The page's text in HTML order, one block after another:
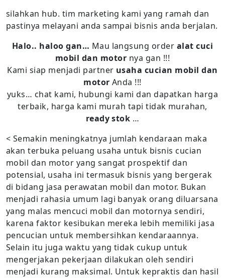
silahkan hub. tim marketing kami yang ramah dan
pastinya melayani anda sampai bisnis anda berjalan.
Halo.. haloo gan… Mau langsung order alat cuci
mobil dan motor nya gan !!!
Kami siap menjadi partner usaha cucian mobil dan
motor Anda !!!
yuks… chat kami, hubungi kami dan dapatkan harga
terbaik, harga kami murah tapi tidak murahan,
ready stok …
< Semakin meningkatnya jumlah kendaraan maka
akan terbuka peluang usaha untuk bisnis cucian
mobil dan motor yang sangat prospektif dan
potensial, usaha ini termasuk bisnis yang bergerak
di bidang jasa perawatan mobil dan motor. Bukan
menjadi rahasia umum lagi banyak orang diluarsana
yang malas mencuci mobil dan motornya sendiri,
karena faktor kesibukan mereka lebih memiliki jasa
pencucian untuk membersihkan kendaraannya.
Selain itu juga waktu yang tidak cukup untuk
mengerjakan pekerjaan dilakukan oleh sendiri
menjadi kurang maksimal. Untuk kepraktis dan hasil